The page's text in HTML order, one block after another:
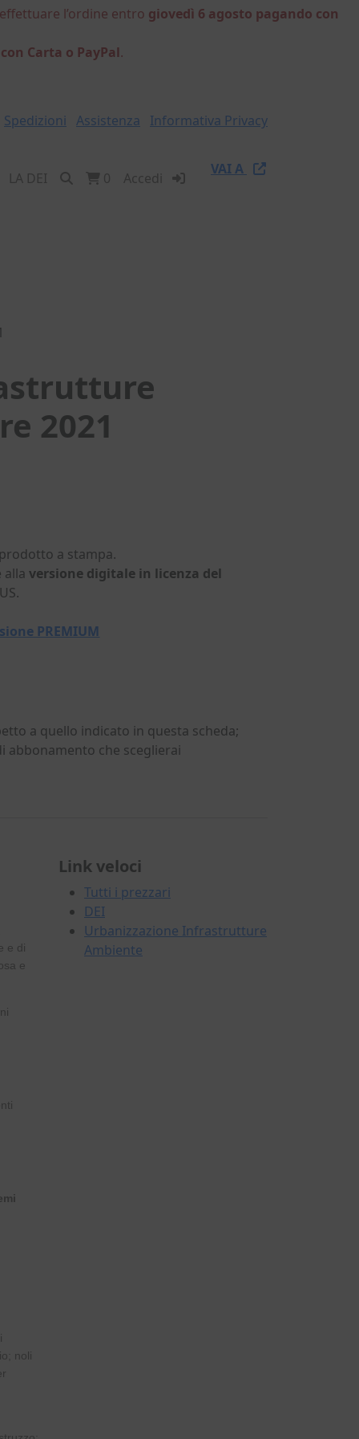
l’ordine entro giovedì 6 agosto pagando con
Carta o PayPal.
Spedizioni Assistenza Informativa Privacy
LA DEI 0 Accedi
VAI A
2021
a stampa.
allaversione digitale in licenza del
PREMIUM
a quello indicato in questa scheda;
abbonamento che sceglierai
e di
e
noli
Link veloci
Tutti i prezzari
DEI
Urbanizzazione Infrastrutture
Ambiente